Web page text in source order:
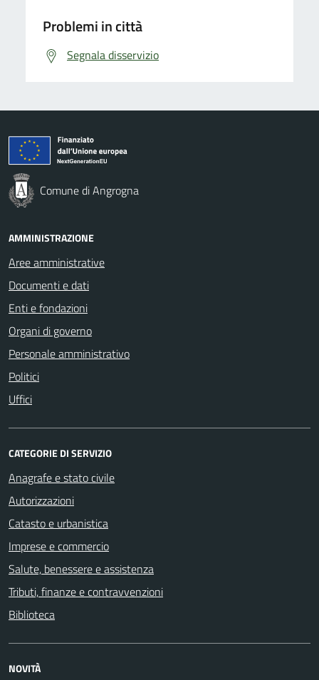
Problemi in città
Segnala disservizio
Comune di Angrogna
AMMINISTRAZIONE
Aree amministrative
Documenti e dati
Enti e fondazioni
Organi di governo
Personale amministrativo
Politici
Uffici
CATEGORIE DI SERVIZIO
Anagrafe e stato civile
Autorizzazioni
Catasto e urbanistica
Imprese e commercio
Salute, benessere e assistenza
Tributi, finanze e contravvenzioni
Biblioteca
NOVITÀ